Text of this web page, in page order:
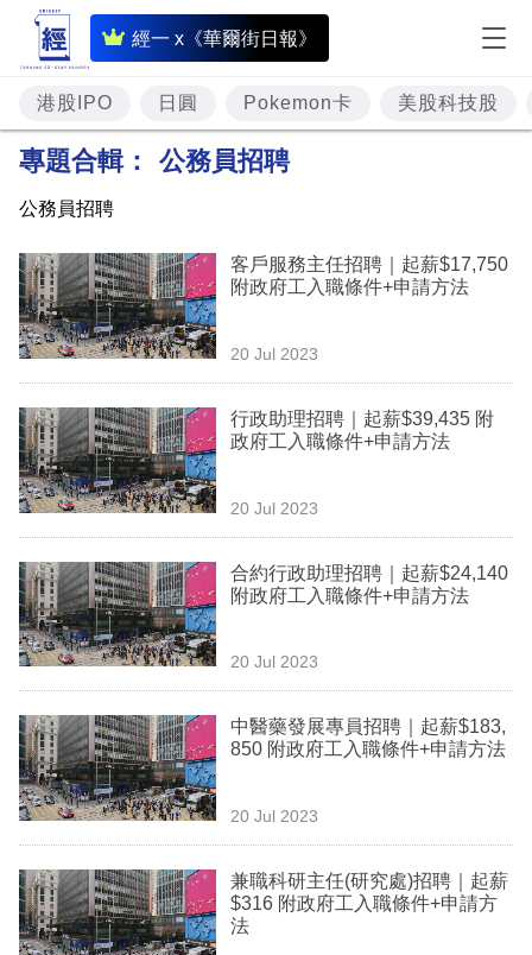
經一 x《華爾街日報》
即
時
財
經
投
資
樓
市
理
財
商
科
技
場
生
活
時
事
專
港股IPO 日圓 Pokemon卡 美股科技股
專題合輯： 公務員招聘
公務員招聘
客戶服務主任招聘｜起薪$17,750
附政府工入職條件+申請方法
20 Jul 2023
行政助理招聘｜起薪$39,435 附
政府工入職條件+申請方法
20 Jul 2023
合約行政助理招聘｜起薪$24,140
附政府工入職條件+申請方法
20 Jul 2023
中醫藥發展專員招聘｜起薪$183,
850 附政府工入職條件+申請方法
20 Jul 2023
兼職科研主任(研究處)招聘｜起薪
$316 附政府工入職條件+申請方
法